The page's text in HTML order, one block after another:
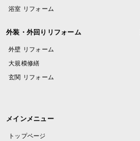
浴室 リフォーム
外装・外回りリフォーム
外壁 リフォーム
大規模修繕
玄関 リフォーム
メインメニュー
トップページ